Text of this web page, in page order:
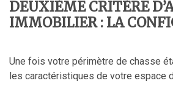
DEUXIÈME CRITÈRE
IMMOBILIER : LA
Une fois votre périmètre de chasse
les caractéristiques de votre espace